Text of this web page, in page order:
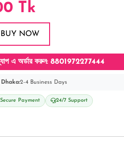
Tk
BUY NOW
এ অর্ডার করুন: 8801972277444
2-4 Business Days
Secure Payment 24/7 Support